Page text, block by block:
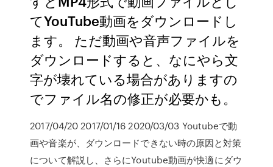
てYouTube動画をダウンロードし
ます。 ただ動画や音声ファイルを
ダウンロードすると、なにやら文
字が壊れている場合がありますの
でファイル名の修正が必要かも。
2017/04/20 2017/01/16 2020/03/03 Youtubeで動
画や音楽が、ダウンロードできない時の原因と対策
について解説し、さらにYoutube動画が快適にダウ